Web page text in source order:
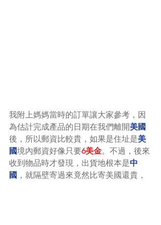
我附上媽媽當時的訂單讓大家參考，因
為估計完成產品的日期在我們離開美國
後，所以郵資比較貴，如果是住址是美
國境內郵資好像只要6美金。不過，後來
收到物品時才發現，出貨地根本是中
國 ，就隔壁寄過來竟然比寄美國還貴，